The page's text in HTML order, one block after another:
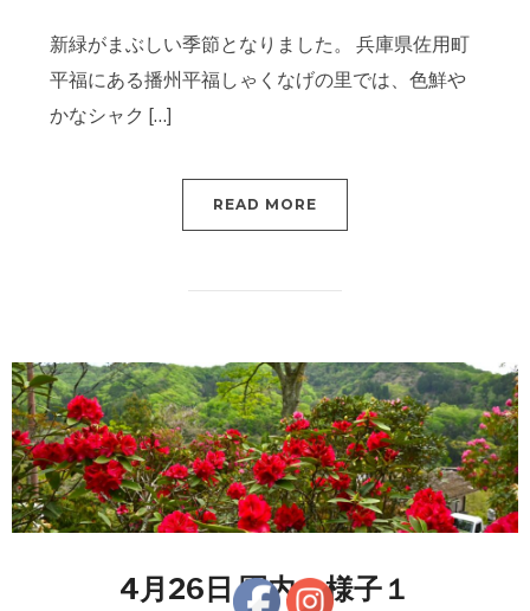
新緑がまぶしい季節となりました。 兵庫県佐用町
平福にある播州平福しゃくなげの里では、色鮮や
かなシャク […]
READ MORE
4月26日 園内の様子１